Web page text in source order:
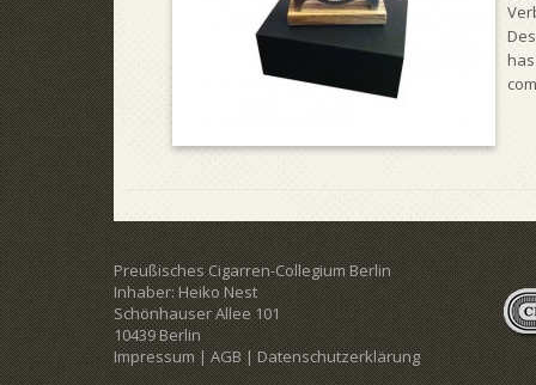
Preußisches Cigarren-Collegium Berlin
Inhaber: Heiko Nest
Schönhauser Allee 101
10439 Berlin
Impressum|AGB|Datenschutzerklärung